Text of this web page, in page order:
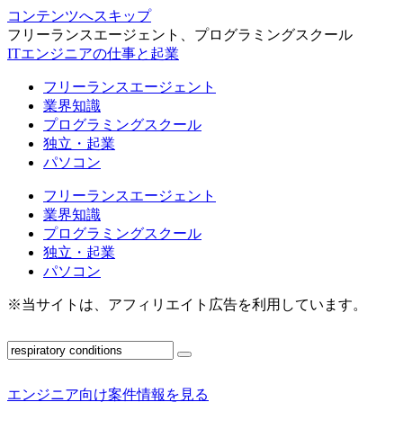
コンテンツへスキップ
フリーランスエージェント、プログラミングスクール
ITエンジニアの仕事と起業
フリーランスエージェント
業界知識
プログラミングスクール
独立・起業
パソコン
フリーランスエージェント
業界知識
プログラミングスクール
独立・起業
パソコン
※当サイトは、アフィリエイト広告を利用しています。
エンジニア向け案件情報を見る